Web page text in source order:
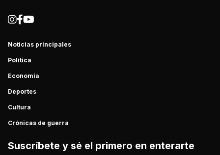
Noticias principales
Política
Economía
Deportes
Cultura
Crónicas de guerra
Suscríbete y sé el primero en enterarte